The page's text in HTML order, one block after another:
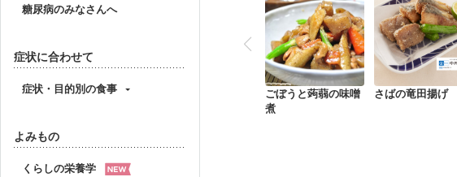
糖尿病のみなさんへ
症状に合わせて
症状・目的別の食事
よみもの
くらしの栄養学
ごぼうと蒟蒻の味噌
煮
さばの竜田揚げ